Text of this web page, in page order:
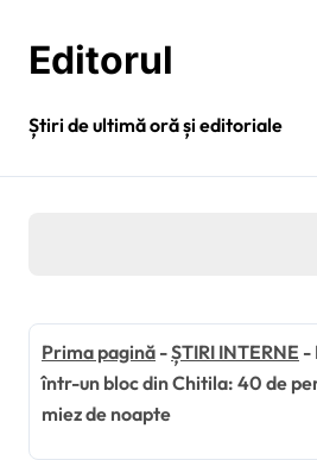
conținutEditorul
Știri de ultimă oră și editoriale
Prima pagină -ȘTIRI INTERNE -
într-un bloc din Chitila: 40 de
miez de noapte